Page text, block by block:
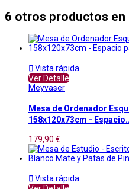
6 otros productos en
 Vista rápida
Ver Detalle
Meyvaser
Mesa de Ordenador
158x120x73cm -
179,90 €
 Vista rápida